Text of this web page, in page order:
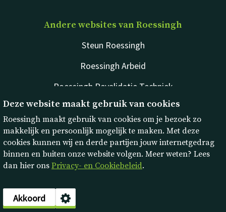
Deze website maakt gebruik van cookies
Roessingh maakt gebruik van cookies om je bezoek zo
makkelijk en persoonlijk mogelijk te maken. Met deze
cookies kunnen wij en derde partijen jouw internetgedrag
binnen en buiten onze website volgen. Meer weten? Lees
dan hier ons Privacy- en Cookiebeleid.
Akkoord
Andere websites van Roessingh
Steun Roessingh
Roessingh Revalidatie Techniek
Roessingh Arbeid
rdgKompagne
Disclaimer